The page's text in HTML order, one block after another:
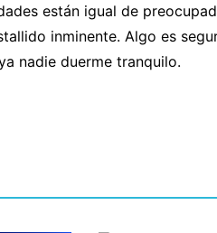
están igual de
inminente. Algo es
nadie duerme tranquilo.